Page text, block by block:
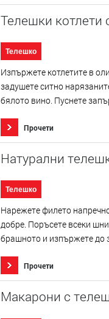
Телешки котлети
Телешко
Изпържете котлетите в
задушете ситно
бялото вино. Пуснете
Прочети
Натурални
Телешко
Нарежете филето
добре. Поръсете всеки
брашното и изпържете до
Прочети
Макарони с